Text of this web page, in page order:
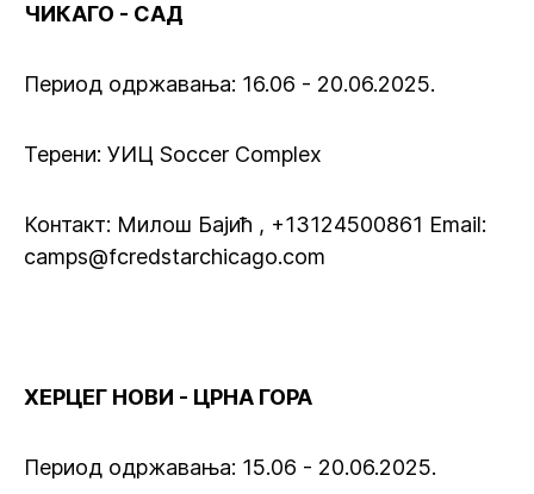
ЧИКАГО - САД
Период одржавања: 16.06 - 20.06.2025.
Терени: УИЦ Soccer Complex
Контакт: Милош Бајић , +13124500861 Email:
camps@fcredstarchicago.com
ХЕРЦЕГ НОВИ - ЦРНА ГОРА
Период одржавања: 15.06 - 20.06.2025.